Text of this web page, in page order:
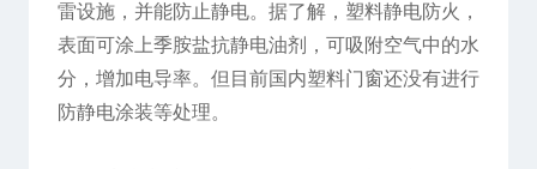
雷设施，并能防止静电。据了解，塑料静电防火，
表面可涂上季胺盐抗静电油剂，可吸附空气中的水
分，增加电导率。但目前国内塑料门窗还没有进行
防静电涂装等处理。